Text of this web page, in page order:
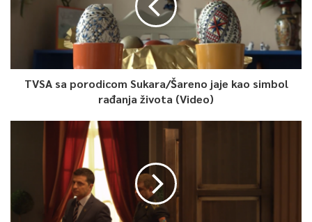
TVSA sa porodicom Sukara/Šareno jaje kao simbol
rađanja života (Video)